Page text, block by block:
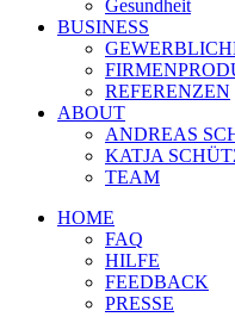
Gesundheit
BUSINESS
REFERENZEN
ABOUT
ANDREAS
KATJA
TEAM
HOME
FAQ
HILFE
FEEDBACK
PRESSE